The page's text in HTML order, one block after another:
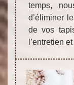
temps,
d’éliminer
de vos
l’entretien